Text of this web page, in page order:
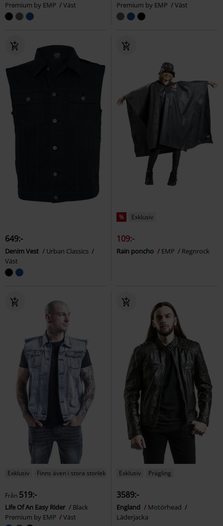
Premium by EMP
Väst
Premium by EMP
Väst
649:-
Denim Vest
Urban Classics
Väst
% Exklusiv
109:-
Rain poncho EMP Regnrock
Exklusiv Finns även i stora storlekar
Från 519:-
Life Of An Easy Rider
Black
Premium by EMP
Väst
Exklusiv Prägling
3589:-
England
Motörhead
Läderjacka